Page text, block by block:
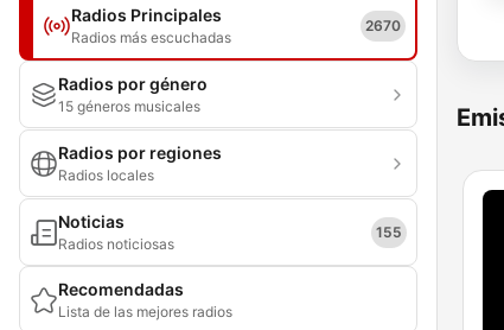
Radios Principales
Radios más escuchadas
2670
Radios por género
15 géneros musicales
Radios por regiones
Radios locales
Noticias
Radios noticiosas
155
Recomendadas
Lista de las mejores radios